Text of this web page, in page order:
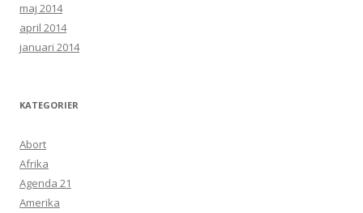
maj 2014
april 2014
januari 2014
KATEGORIER
Abort
Afrika
Agenda 21
Amerika